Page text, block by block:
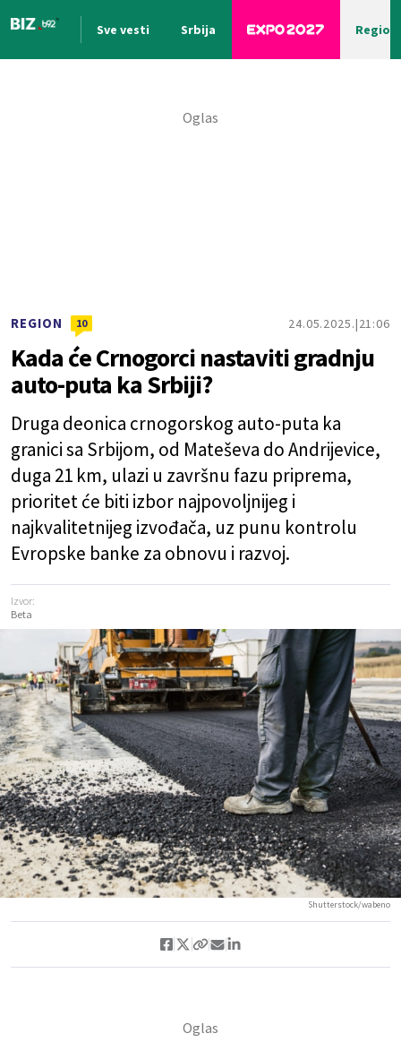
Sve vesti Srbija Region
REGION 10 24.05.2025. 21:06
Kada će Crnogorci nastaviti gradnju
auto-puta ka Srbiji?
Druga deonica crnogorskog auto-puta ka
granici sa Srbijom, od Mateševa do Andrijevice,
duga 21 km, ulazi u završnu fazu priprema,
prioritet će biti izbor najpovoljnijeg i
najkvalitetnijeg izvođača, uz punu kontrolu
Evropske banke za obnovu i razvoj.
Izvor:
Beta
Shutterstock/wabeno